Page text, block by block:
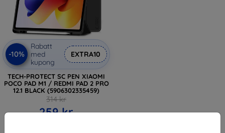
-10%
Rabatt
med
kupong
EXTRA10
TECH-PROTECT SC PEN XIAOMI
POCO PAD M1 / REDMI PAD 2 PRO
12.1 BLACK (5906302335459)
314 kr
259 kr